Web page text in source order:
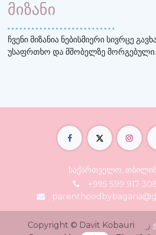
მიზანი
ჩვენი მიზანია ნებისმიერი სივრცე
უსაფრთხო და მშობელზე მორგებული.
საქართველო,
+995 599 917
Copyright © Davit Kobauri